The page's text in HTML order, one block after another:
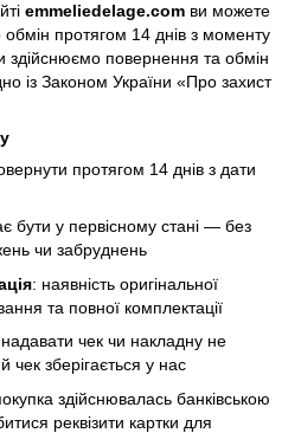
emmeliedelage.com ви можете
протягом 14 днів з моменту
повернення та обмін
із Законом України «Про захист
протягом 14 днів з дати
бути у первісному стані — без
чи забруднень
: наявність оригінальної
та повної комплектації
чек чи накладну не
зберігається у нас
здійснювалась банківською
реквізити картки для